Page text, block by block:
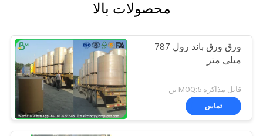
محصولات بالا
ورق ورق باند رول 787
میلی متر
قابل مذاکره MOQ:5 تن
تماس